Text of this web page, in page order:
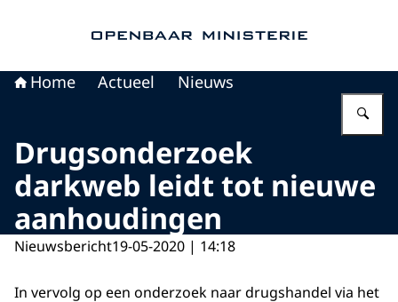
Home Actueel Nieuws
Drugsonderzoek
darkweb leidt tot nieuwe
aanhoudingen
Nieuwsbericht19-05-2020 | 14:18
In vervolg op een onderzoek naar drugshandel via het